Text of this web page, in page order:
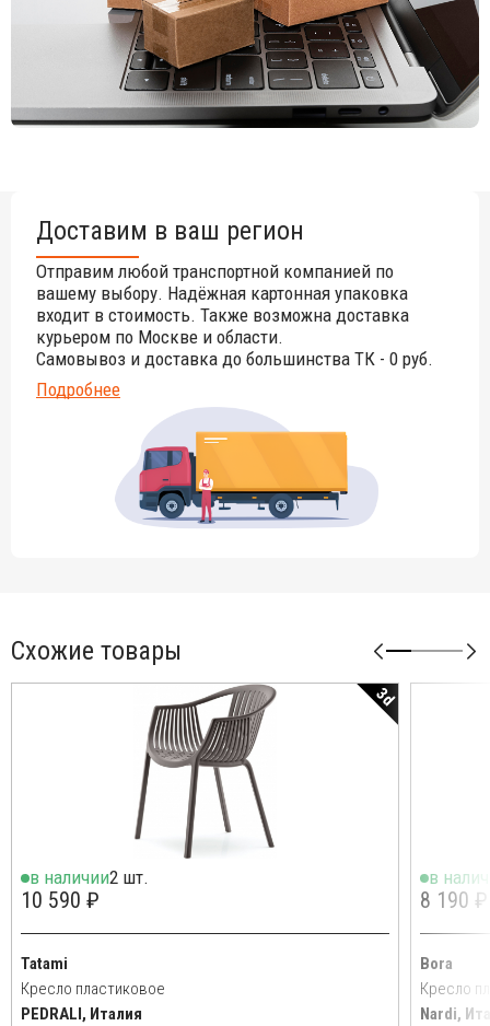
Доставим в ваш регион
Отправим любой транспортной компанией по
вашему выбору. Надёжная картонная упаковка
входит в стоимость. Также возможна доставка
курьером по Москве и области.
Самовывоз и доставка до большинства ТК - 0 руб.
Подробнее
Схожие товары
3d
в наличии2 шт.
10 590 ₽
Tatami
Кресло пластиковое
PEDRALI, Италия
в
8 190 ₽
Bora
Кресло
Nardi,